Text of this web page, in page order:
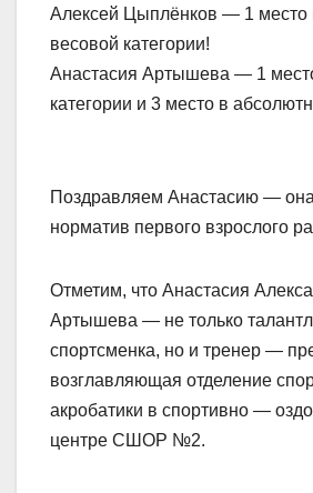
Алексей Цыплёнков — 1 место
весовой категории!
Анастасия Артышева — 1
категории и 3 место в
Поздравляем Анастасию —
норматив первого взрослого
Отметим, что Анастасия
Артышева — не только
спортсменка, но и тренер —
возглавляющая отделение
акробатики в спортивно —
центре СШОР №2.